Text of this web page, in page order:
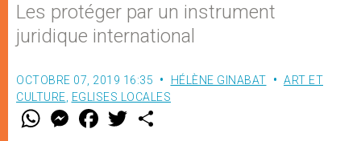
Les protéger par un instrument
juridique international
OCTOBRE 07, 2019 16:35 HÉLÈNE GINABAT
ART ET
CULTURE, EGLISES LOCALES
W M
e
F
a w